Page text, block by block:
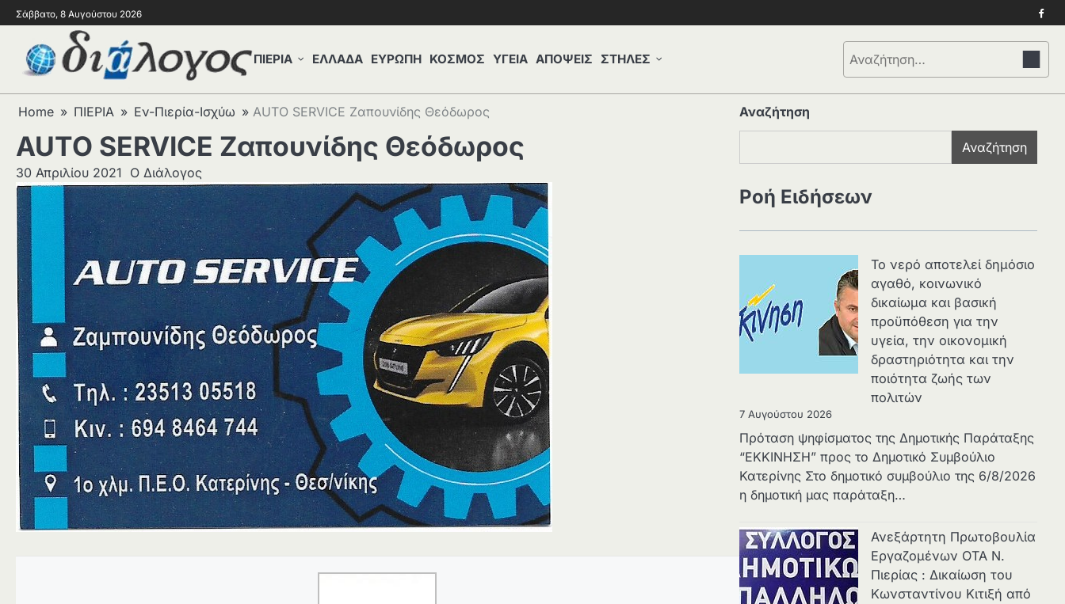
Σάββατο, 8 Αυγούστου 2026
ΠΙΕΡΙΑ ΕΛΛΑΔΑ ΕΥΡΩΠΗ ΚΟΣΜΟΣ ΥΓΕΙΑ ΑΠΟΨΕΙΣ ΣΤΗΛΕΣ
Αναζήτηση
για:
Home ΠΙΕΡΙΑ Εν-Πιερία-Ισχύω AUTO SERVICE Ζαπουνίδης Θεόδωρος
AUTO SERVICE Ζαπουνίδης Θεόδωρος
30 Απριλίου 2021 Ο Διάλογος
Αναζήτηση
Αναζήτηση
Ροή Ειδήσεων
Το νερό αποτελεί δημόσιο
αγαθό, κοινωνικό
δικαίωμα και βασική
προϋπόθεση για την
υγεία, την οικονομική
δραστηριότητα και την
ποιότητα ζωής των
πολιτών
7 Αυγούστου 2026
Πρόταση ψηφίσματος της Δημοτικής Παράταξης
“ΕΚΚΙΝΗΣΗ” προς το Δημοτικό Συμβούλιο
Κατερίνης Στο δημοτικό συμβούλιο της 6/8/2026
η δημοτική μας παράταξη…
Ανεξάρτητη Πρωτοβουλία
Εργαζομένων ΟΤΑ Ν.
Πιερίας : Δικαίωση του
Κωνσταντίνου Κιτιξή από